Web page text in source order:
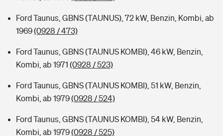
Ford Taunus, GBNS (TAUNUS), 72 kW, Benzin, Kombi, ab
1969(0928 / 473)
Ford Taunus, GBNS (TAUNUS KOMBI), 46 kW, Benzin,
Kombi, ab 1971 (0928 / 523)
Ford Taunus, GBNS (TAUNUS KOMBI), 51 kW, Benzin,
Kombi, ab 1979(0928 / 524)
Ford Taunus, GBNS (TAUNUS KOMBI), 54 kW, Benzin,
Kombi, ab 1979(0928 / 525)